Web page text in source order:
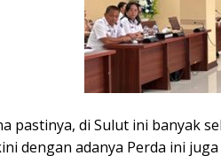
pastinya, di Sulut ini banyak
dengan adanya Perda ini